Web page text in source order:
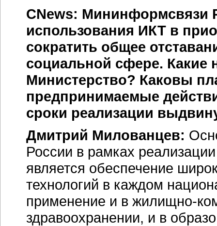
CNews: Мининформсвязи
использования ИКТ в
сократить общее
социальной сфере. Какие
Министерство? Каковы
предпринимаемые
сроки реализации
Дмитрий Милованцев:
России в рамках
является обеспечение
технологий в каждом
применение и в жилищно-
здравоохранении, и в